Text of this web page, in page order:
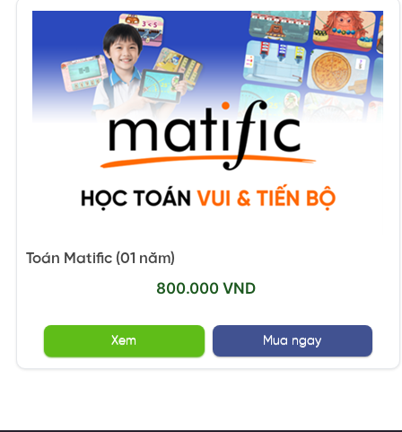
Toán Matific (01 năm)
800.000 VND
Xem Mua ngay